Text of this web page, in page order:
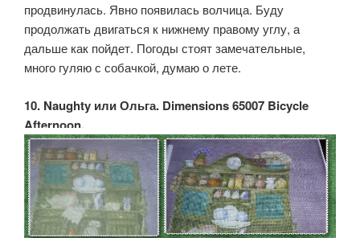
продвинулась. Явно появилась волчица. Буду
продолжать двигаться к нижнему правому углу, а
дальше как пойдет. Погоды стоят замечательные,
много гуляю с собачкой, думаю о лете.
10. Naughty или Ольга. Dimensions 65007 Bicycle
Afternoon.